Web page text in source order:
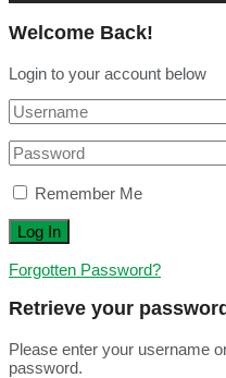
Welcome Back!
Login to your account below
Remember Me
Forgotten Password?
Retrieve your password
Please enter your username
password.